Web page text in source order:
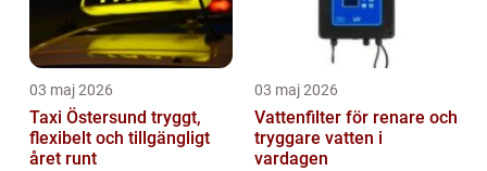
03 maj 2026
Taxi Östersund tryggt,
flexibelt och tillgängligt
året runt
03 maj 2026
Vattenfilter för renare och
tryggare vatten i
vardagen